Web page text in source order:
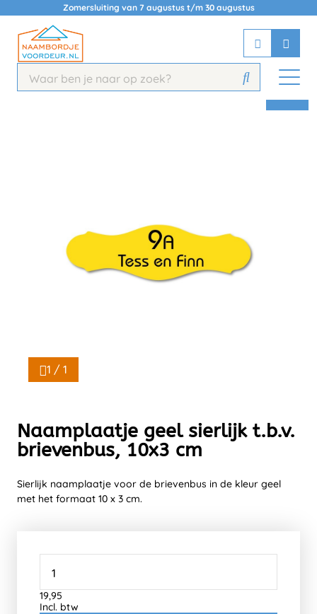
Zomersluiting van 7 augustus t/m 30 augustus
Chat 24/7 met onze chatbot voor
Contact
1 / 1
Naamplaatje geel sierlijk t.b.v.
brievenbus, 10x3 cm
Sierlijk naamplaatje voor de brievenbus in de kleur geel
met het formaat 10 x 3 cm.
19,95
Incl. btw